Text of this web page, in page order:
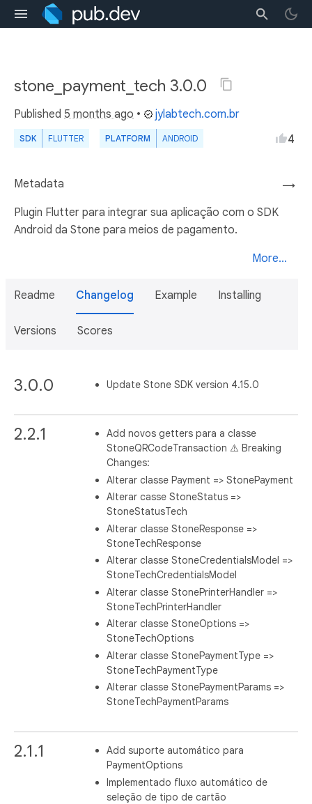
stone_payment_tech 3.0.0
Published 5 months ago • jylabtech.com.br
SDK FLUTTER PLATFORM ANDROID 4
→
Metadata
Plugin Flutter para integrar sua aplicação com o SDK
Android da Stone para meios de pagamento.
More...
Readme Changelog Example Installing
Versions Scores
3.0.0 Update Stone SDK version 4.15.0
2.2.1
Add novos getters para a classe
StoneQRCodeTransaction ⚠️ Breaking
Changes:
Alterar classe Payment => StonePayment
Alterar casse StoneStatus =>
StoneStatusTech
Alterar classe StoneResponse =>
StoneTechResponse
Alterar classe StoneCredentialsModel =>
StoneTechCredentialsModel
Alterar classe StonePrinterHandler =>
StoneTechPrinterHandler
Alterar classe StoneOptions =>
StoneTechOptions
Alterar classe StonePaymentType =>
StoneTechPaymentType
Alterar classe StonePaymentParams =>
StoneTechPaymentParams
2.1.1
Add suporte automático para
PaymentOptions
Implementado fluxo automático de
seleção de tipo de cartão